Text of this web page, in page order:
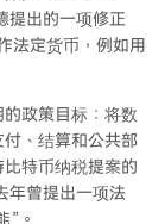
时，法案允许
册进行融资。政
评法案在没有
投资者和金融
万亿美元。
提出的一项修正
法定货币，例如用
政策目标：将数
、结算和公共部
特币纳税提案的
年曾提出一项法
”。